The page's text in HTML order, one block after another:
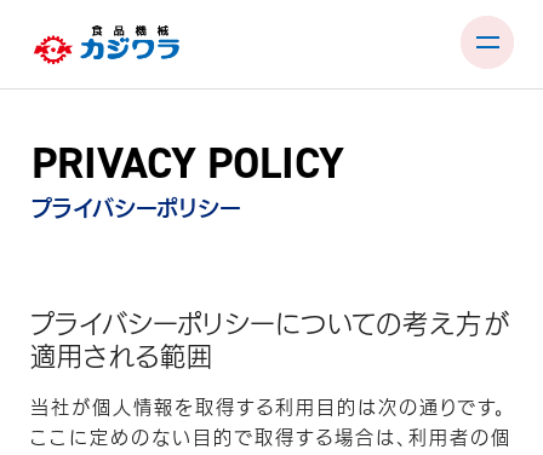
PRODUCTS
TEST ROOM
FACTORY & SUPPORT
COMPANY
RECRUIT
PRIVACY POLICY
プライバシーポリシー
プライバシーポリシーについての考え方が
適用される範囲
当社が個人情報を取得する利用目的は次の通りです。
ここに定めのない目的で取得する場合は、利用者の個